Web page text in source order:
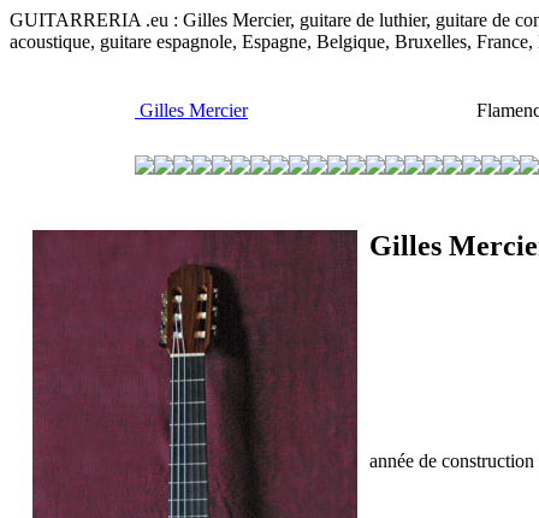
GUITARRERIA .eu : Gilles Mercier, guitare de luthier, guitare de
acoustique, guitare espagnole, Espagne, Belgique, Bruxelles,
Gilles Mercier
Gilles
année de